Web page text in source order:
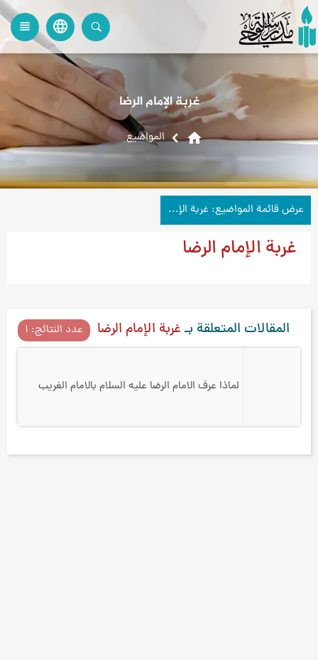
language
view_headline
غربة الإمام الرضا
home المواضیع
عرض قائمة المواضيع: غربة الإمام الرضا
غربة الإمام الرضا
المقالات المتعلقة بـغربة الإمام الرضا عدد النتائج: ۱
لماذا عرف الامام الرضا عليه السلام بالامام الغريب